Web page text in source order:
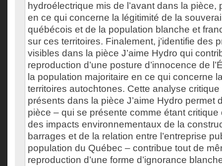
hydroélectrique mis de l’avant dans la pièce,
en ce qui concerne la légitimité de la
québécois et de la population blanche et
sur ces territoires. Finalement, j’identifie des
visibles dans la pièce J’aime Hydro qui
reproduction d’une posture d’innocence de
la population majoritaire en ce qui concerne
territoires autochtones. Cette analyse
présents dans la pièce J’aime Hydro permet
pièce – qui se présente comme étant critique
des impacts environnementaux de la
barrages et de la relation entre l’entreprise
population du Québec – contribue tout de
reproduction d’une forme d’ignorance